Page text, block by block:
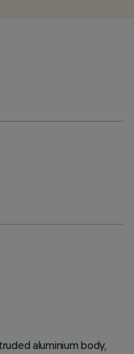
aluminium body,